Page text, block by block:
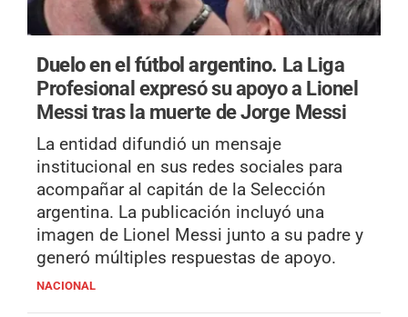
Duelo en el fútbol argentino. La Liga
Profesional expresó su apoyo a Lionel
Messi tras la muerte de Jorge Messi
La entidad difundió un mensaje
institucional en sus redes sociales para
acompañar al capitán de la Selección
argentina. La publicación incluyó una
imagen de Lionel Messi junto a su padre y
generó múltiples respuestas de apoyo.
NACIONAL